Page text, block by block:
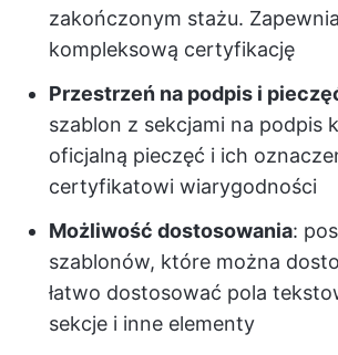
zakończonym stażu.
kompleksową certyfikację
Przestrzeń na podpis i
szablon z sekcjami na podpis
oficjalną pieczęć i ich
certyfikatowi wiarygodności
Możliwość dostosowania:
szablonów, które można
łatwo dostosować pola
sekcje i inne elementy